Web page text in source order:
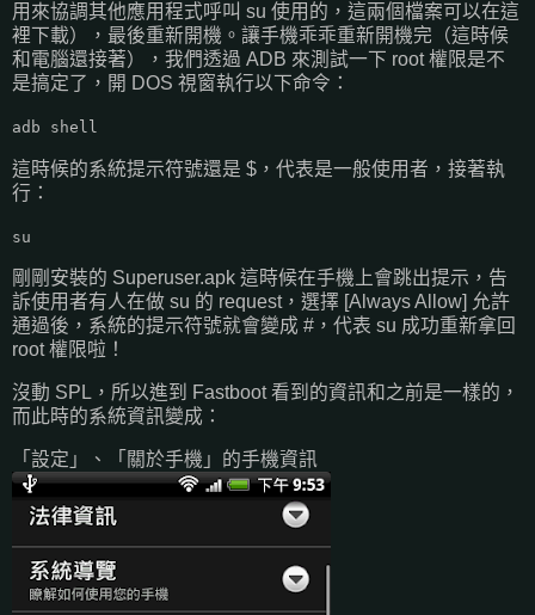
用來協調其他應用程式呼叫 su 使用的，這兩個檔案可以在這
裡下載），最後重新開機。讓手機乖乖重新開機完（這時候
和電腦還接著），我們透過 ADB 來測試一下 root 權限是不
是搞定了，開 DOS 視窗執行以下命令：
adb shell
這時候的系統提示符號還是 $，代表是一般使用者，接著執
行：
su
剛剛安裝的 Superuser.apk 這時候在手機上會跳出提示，告
訴使用者有人在做 su 的 request，選擇 [Always Allow] 允許
通過後，系統的提示符號就會變成 #，代表 su 成功重新拿回
root 權限啦！
沒動 SPL，所以進到 Fastboot 看到的資訊和之前是一樣的，
而此時的系統資訊變成：
「設定」、「關於手機」的手機資訊